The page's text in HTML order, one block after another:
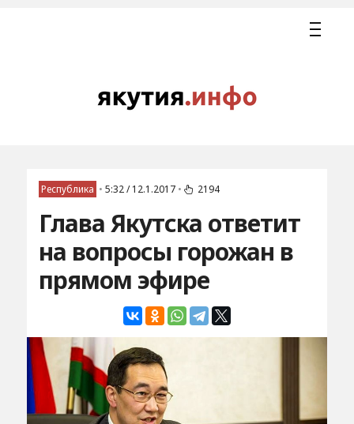
Республика • 5:32 / 12.1.2017 • 2194
Глава Якутска ответит
на вопросы горожан в
прямом эфире